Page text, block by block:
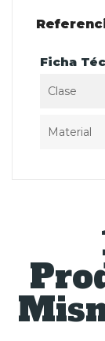
Ficha
Clase
Material